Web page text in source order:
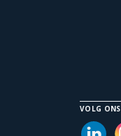
VOLG ONS